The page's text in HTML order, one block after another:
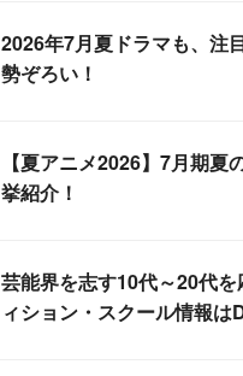
2026年7月夏ドラマも、注
勢ぞろい！
【夏アニメ2026】7月期夏
挙紹介！
芸能界を志す10代～20代
ィション・スクール情報は